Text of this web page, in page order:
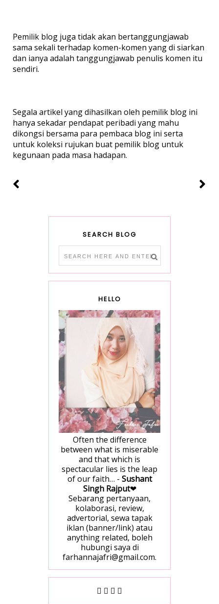
Pemilik blog juga tidak akan bertanggungjawab
sama sekali terhadap komen-komen yang di siarkan
dan ianya adalah tanggungjawab penulis komen itu
sendiri.
Segala artikel yang dihasilkan oleh pemilik blog ini
hanya sekadar pendapat peribadi yang mahu
dikongsi bersama para pembaca blog ini serta
untuk koleksi rujukan buat pemilik blog untuk
kegunaan pada masa hadapan.
SEARCH BLOG
HELLO
Often the difference
between what is miserable
and that which is
spectacular lies is the leap
of our faith… - Sushant
Singh Rajput❤
Sebarang pertanyaan,
kolaborasi, review,
advertorial, sewa tapak
iklan (banner/link) atau
anything related, boleh
hubungi saya di
farhannajafri@gmail.com.